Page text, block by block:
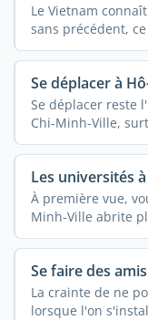
Le Vietnam
sans précédent,
Se déplacer à
Se déplacer reste
Chi-Minh-Ville,
Les universités
À première vue,
Minh-Ville abrite
Se faire des
La crainte de ne
lorsque l'on